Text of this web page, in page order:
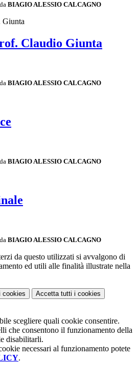
BIAGIO ALESSIO CALCAGNO
Claudio Giunta
BIAGIO ALESSIO CALCAGNO
BIAGIO ALESSIO CALCAGNO
BIAGIO ALESSIO CALCAGNO
da questo utilizzati si avvalgono di
ed utili alle finalità illustrate nella
cookies Accetta tutti i cookies
scegliere quali cookie consentire.
che consentono il funzionamento della
disabilitarli.
necessari al funzionamento potete
.